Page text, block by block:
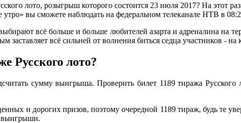
лото, розыгрыш которого состоится 23 июля 2017? На этот
вы сможете наблюдать на федеральном телеканале НТВ в
всё больше и больше любителей азарта и адреналина на
заставляет всё сильней от волнения биться седца участников -
Русского лото?
сумму выигрыша. Проверить билет 1189 тиража
и дорогих призов, поэтому очередной 1189 тираж, будь те
выигрыши.